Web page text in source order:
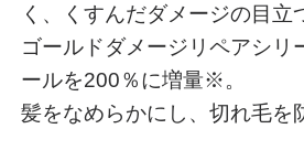
く、くすんだダメージの目立
ゴールドダメージリペアシリ
ールを200％に増量※。
髪をなめらかにし、切れ毛を